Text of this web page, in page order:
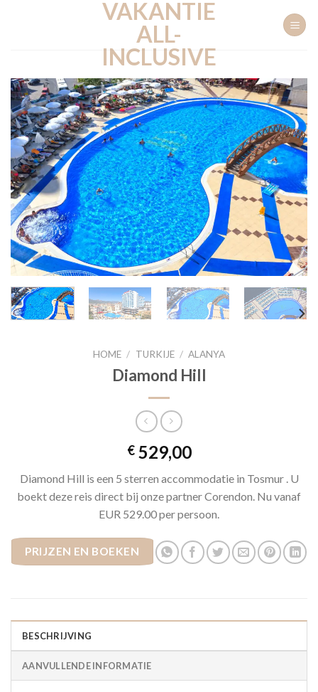
VAKANTIE
ALL-
INCLUSIVE
HOME / TURKIJE / ALANYA
Diamond Hill
€529,00
Diamond Hill is een 5 sterren accommodatie in Tosmur . U
boekt deze reis direct bij onze partner Corendon. Nu vanaf
EUR 529.00 per persoon.
PRIJZEN EN BOEKEN
BESCHRIJVING
AANVULLENDE INFORMATIE